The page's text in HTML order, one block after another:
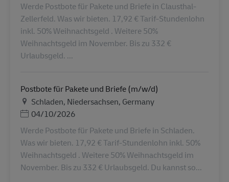
Werde Postbote für Pakete und Briefe in Clausthal-
Zellerfeld. Was wir bieten. 17,92 € Tarif-Stundenlohn
inkl. 50% Weihnachtsgeld . Weitere 50%
Weihnachtsgeld im November. Bis zu 332 €
Urlaubsgeld. ...
Postbote für Pakete und Briefe (m/w/d)
Τοποθεσία
Schladen, Niedersachsen, Germany
Ημερομηνία Ανάρτησης
04/10/2026
Werde Postbote für Pakete und Briefe in Schladen.
Was wir bieten. 17,92 € Tarif-Stundenlohn inkl. 50%
Weihnachtsgeld . Weitere 50% Weihnachtsgeld im
November. Bis zu 332 € Urlaubsgeld. Du kannst so...